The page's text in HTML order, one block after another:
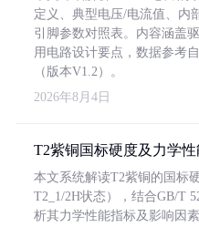
定义、典型电压/电流值、内
引脚参数对照表。内容涵盖
用电路设计要点，数据参考
（版本V1.2）。
2026年8月4日
T2紫铜国标硬度及力学
本文系统解读T2紫铜的国标
T2_1/2H状态），结合GB/T
析其力学性能指标及影响因